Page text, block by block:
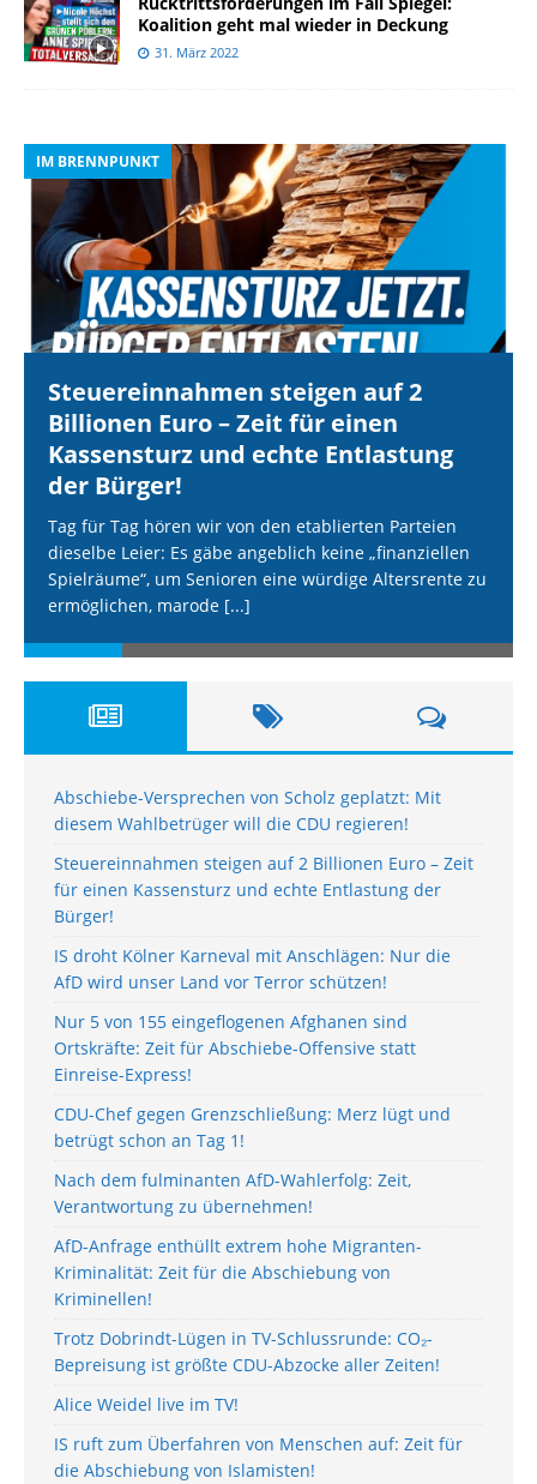
Koalition geht mal wieder in Deckung
31. März 2022
IM BRENNPUNKT
Steuereinnahmen steigen auf 2
Billionen Euro – Zeit für einen
Kassensturz und echte Entlastung
der Bürger!
Tag für Tag hören wir von den etablierten Parteien
dieselbe Leier: Es gäbe angeblich keine „finanziellen
Spielräume“, um Senioren eine würdige Altersrente zu
ermöglichen, marode [...]
Abschiebe-Versprechen von Scholz geplatzt: Mit
diesem Wahlbetrüger will die CDU regieren!
Steuereinnahmen steigen auf 2 Billionen Euro – Zeit
für einen Kassensturz und echte Entlastung der
Bürger!
IS droht Kölner Karneval mit Anschlägen: Nur die
AfD wird unser Land vor Terror schützen!
Nur 5 von 155 eingeflogenen Afghanen sind
Ortskräfte: Zeit für Abschiebe-Offensive statt
Einreise-Express!
CDU-Chef gegen Grenzschließung: Merz lügt und
betrügt schon an Tag 1!
Nach dem fulminanten AfD-Wahlerfolg: Zeit,
Verantwortung zu übernehmen!
AfD-Anfrage enthüllt extrem hohe Migranten-
Kriminalität: Zeit für die Abschiebung von
Kriminellen!
Trotz Dobrindt-Lügen in TV-Schlussrunde: CO₂-
Bepreisung ist größte CDU-Abzocke aller Zeiten!
Alice Weidel live im TV!
IS ruft zum Überfahren von Menschen auf: Zeit für
die Abschiebung von Islamisten!